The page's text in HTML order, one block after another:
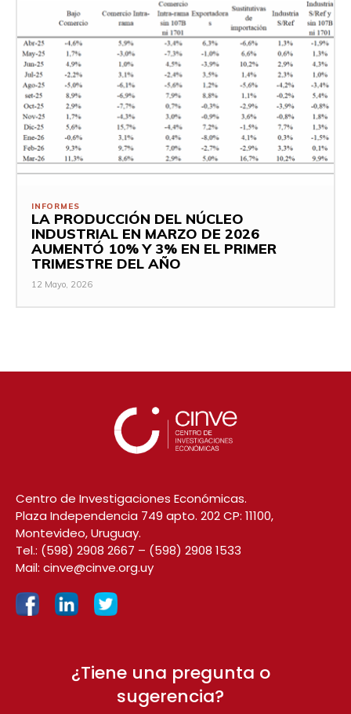
INFORMES
LA PRODUCCIÓN DEL NÚCLEO
INDUSTRIAL EN MARZO DE 2026
AUMENTÓ 10% Y 3% EN EL PRIMER
TRIMESTRE DEL AÑO
12 Mayo, 2026
Centro de Investigaciones Económicas.
Plaza Independencia 749 apto. 202 CP: 11100,
Montevideo, Uruguay.
Tel.: (598) 2908 2667 – (598) 2908 1533
Mail: cinve@cinve.org.uy
¿Tiene una pregunta o
sugerencia?